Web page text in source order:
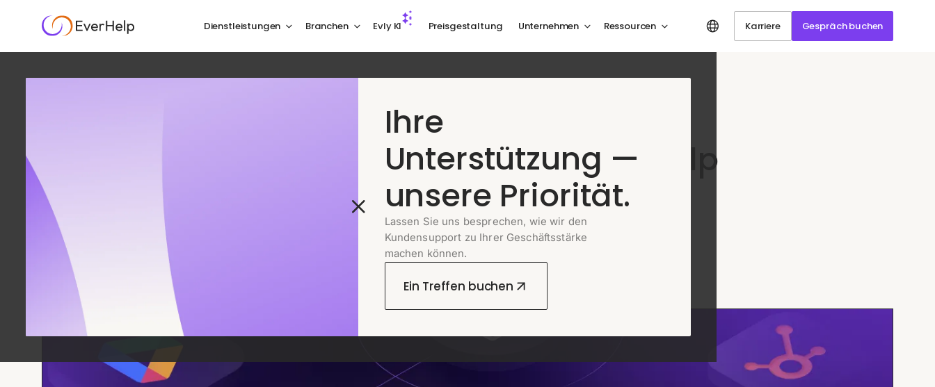
Dienstleistungen Branchen Evly KI Preisgestaltung Unternehmen Ressourcen Karriere Gespräch buchen
Ihre
Unterstützung —
unsere Priorität.
Lassen Sie uns besprechen, wie wir den
Kundensupport zu Ihrer Geschäftsstärke
machen können.
Ein Treffen buchen
Lernen Sie Evly kennen: EverHelp
launcht seinen eigenen KI-
Kundenservice-Agenten